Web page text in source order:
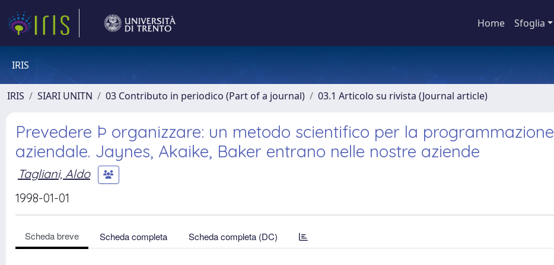
Home Sfoglia
IRIS
IRIS SIARI UNITN 03 Contributo in periodico (Part of a journal) 03.1 Articolo su rivista (Journal article)
Prevedere Þ organizzare: un metodo scientifico per la programmazione
aziendale. Jaynes, Akaike, Baker entrano nelle nostre aziende
Tagliani, Aldo
1998-01-01
Scheda breve Scheda completa Scheda completa (DC)